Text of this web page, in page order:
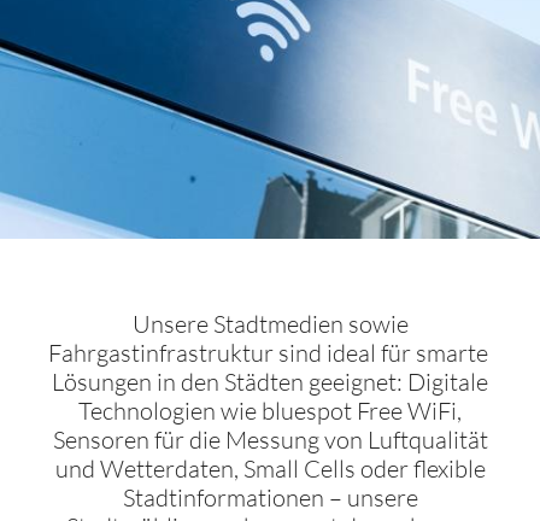
Unsere Stadtmedien sowie
Fahrgastinfrastruktur sind ideal für smarte
Lösungen in den Städten geeignet: Digitale
Technologien wie bluespot Free WiFi,
Sensoren für die Messung von Luftqualität
und Wetterdaten, Small Cells oder flexible
Stadtinformationen – unsere